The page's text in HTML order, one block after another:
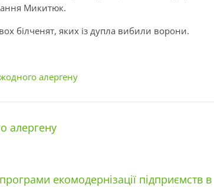
Микитюк.
білченят, яких із дупла вибили ворони.
алергену
алергену
екомодернізації підприємств в